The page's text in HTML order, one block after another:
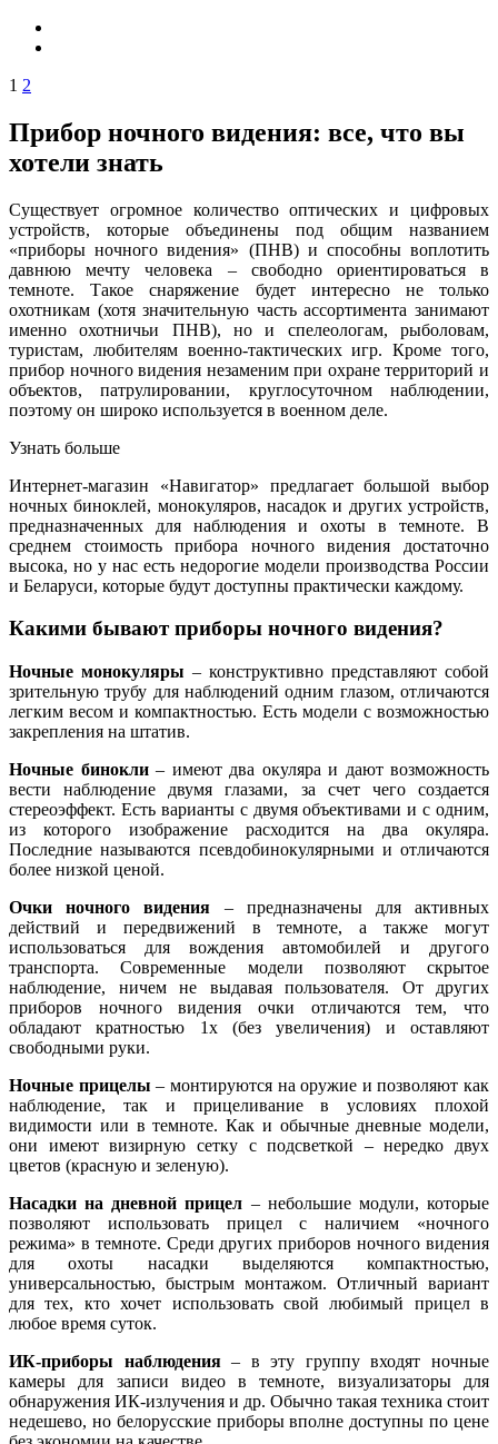
1 2
Прибор ночного видения: все, что вы
хотели знать
Существует огромное количество оптических и цифровых
устройств, которые объединены под общим названием
«приборы ночного видения» (ПНВ) и способны воплотить
давнюю мечту человека – свободно ориентироваться в
темноте. Такое снаряжение будет интересно не только
охотникам (хотя значительную часть ассортимента занимают
именно охотничьи ПНВ), но и спелеологам, рыболовам,
туристам, любителям военно-тактических игр. Кроме того,
прибор ночного видения незаменим при охране территорий и
объектов, патрулировании, круглосуточном наблюдении,
поэтому он широко используется в военном деле.
Узнать больше
Интернет-магазин «Навигатор» предлагает большой выбор
ночных биноклей, монокуляров, насадок и других устройств,
предназначенных для наблюдения и охоты в темноте. В
среднем стоимость прибора ночного видения достаточно
высока, но у нас есть недорогие модели производства России
и Беларуси, которые будут доступны практически каждому.
Какими бывают приборы ночного видения?
Ночные монокуляры – конструктивно представляют собой
зрительную трубу для наблюдений одним глазом, отличаются
легким весом и компактностью. Есть модели с возможностью
закрепления на штатив.
Ночные бинокли– имеют два окуляра и дают возможность
вести наблюдение двумя глазами, за счет чего создается
стереоэффект. Есть варианты с двумя объективами и с одним,
из которого изображение расходится на два окуляра.
Последние называются псевдобинокулярными и отличаются
более низкой ценой.
Очки ночного видения – предназначены для активных
действий и передвижений в темноте, а также могут
использоваться для вождения автомобилей и другого
транспорта. Современные модели позволяют скрытое
наблюдение, ничем не выдавая пользователя. От других
приборов ночного видения очки отличаются тем, что
обладают кратностью 1х (без увеличения) и оставляют
свободными руки.
Ночные прицелы – монтируются на оружие и позволяют как
наблюдение, так и прицеливание в условиях плохой
видимости или в темноте. Как и обычные дневные модели,
они имеют визирную сетку с подсветкой – нередко двух
цветов (красную и зеленую).
Насадки на дневной прицел – небольшие модули, которые
позволяют использовать прицел с наличием «ночного
режима» в темноте. Среди других приборов ночного видения
для охоты насадки выделяются компактностью,
универсальностью, быстрым монтажом. Отличный вариант
для тех, кто хочет использовать свой любимый прицел в
любое время суток.
ИК-приборы наблюдения– в эту группу входят ночные
камеры для записи видео в темноте, визуализаторы для
обнаружения ИК-излучения и др. Обычно такая техника стоит
недешево, но белорусские приборы вполне доступны по цене